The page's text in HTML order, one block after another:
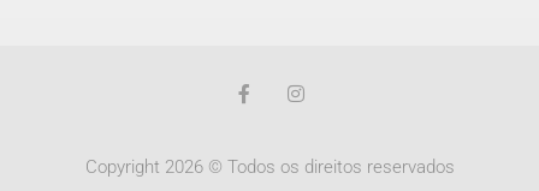
Copyright 2026 © Todos os direitos reservados